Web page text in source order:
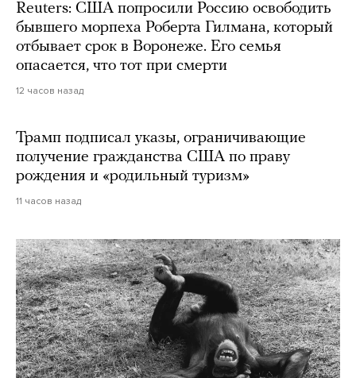
Reuters: США попросили Россию освободить
бывшего морпеха Роберта Гилмана, который
отбывает срок в Воронеже. Его семья
опасается, что тот при смерти
12 часов назад
Трамп подписал указы, ограничивающие
получение гражданства США по праву
рождения и «родильный туризм»
11 часов назад